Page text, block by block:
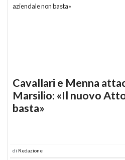
Cavallari e Menna
Marsilio: «Il nuovo
basta»
di Redazione